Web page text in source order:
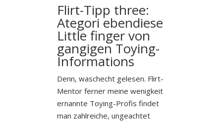
Flirt-Tipp three:
Ategori ebendiese
Little finger von
gangigen Toying-
Informations
Denn, waschecht gelesen. Flirt-
Mentor ferner meine wenigkeit
ernannte Toying-Profis findet
man zahlreiche, ungeachtet